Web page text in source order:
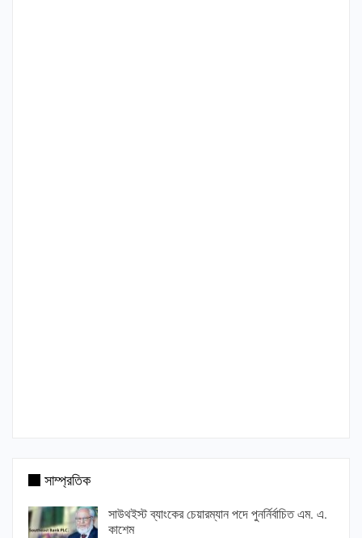
সাম্প্রতিক
সাউথইস্ট ব্যাংকের চেয়ারম্যান পদে পুনর্নির্বাচিত এম. এ.
কাশেম